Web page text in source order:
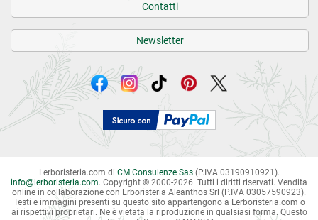
Contatti
Newsletter
Lerboristeria.com di CM Consulenze Sas(P.IVA 03190910921).
info@ lerboristeria.com. Copyright © 2000-2026. Tutti i diritti riservati. Vendita
online in collaborazione con Erboristeria Aleanthos Srl (P.IVA 03057590923).
Testi e immagini presenti su questo sito appartengono a Lerboristeria.com o
ai rispettivi proprietari. Ne è vietata la riproduzione in qualsiasi forma. Questo